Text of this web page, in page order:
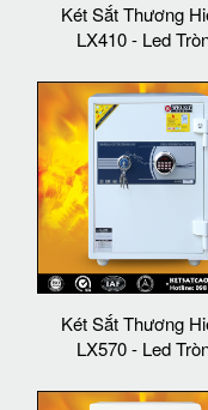
Két Sắt Thương
LX410 - Led
Két Sắt Thương
LX570 - Led